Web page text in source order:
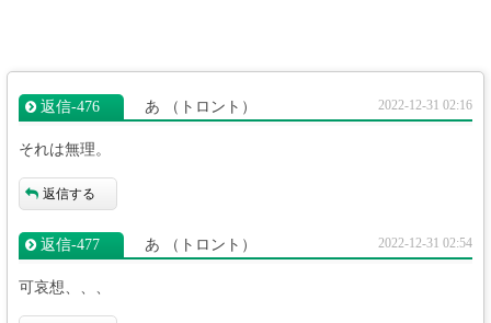
返信‐476 あ （トロント） 2022-12-31 02:16
それは無理。
返信する
返信‐477 あ （トロント） 2022-12-31 02:54
可哀想、、、